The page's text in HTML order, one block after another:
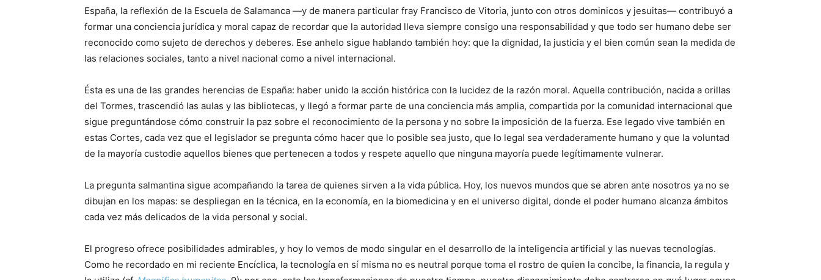
España, la reflexión de la Escuela de Salamanca —y de manera particular fray Francisco de Vitoria, junto con otros dominicos y jesuitas— contribuyó a
formar una conciencia jurídica y moral capaz de recordar que la autoridad lleva siempre consigo una responsabilidad y que todo ser humano debe ser
reconocido como sujeto de derechos y deberes. Ese anhelo sigue hablando también hoy: que la dignidad, la justicia y el bien común sean la medida de
las relaciones sociales, tanto a nivel nacional como a nivel internacional.
Ésta es una de las grandes herencias de España: haber unido la acción histórica con la lucidez de la razón moral. Aquella contribución, nacida a orillas
del Tormes, trascendió las aulas y las bibliotecas, y llegó a formar parte de una conciencia más amplia, compartida por la comunidad internacional que
sigue preguntándose cómo construir la paz sobre el reconocimiento de la persona y no sobre la imposición de la fuerza. Ese legado vive también en
estas Cortes, cada vez que el legislador se pregunta cómo hacer que lo posible sea justo, que lo legal sea verdaderamente humano y que la voluntad
de la mayoría custodie aquellos bienes que pertenecen a todos y respete aquello que ninguna mayoría puede legítimamente vulnerar.
La pregunta salmantina sigue acompañando la tarea de quienes sirven a la vida pública. Hoy, los nuevos mundos que se abren ante nosotros ya no se
dibujan en los mapas: se despliegan en la técnica, en la economía, en la biomedicina y en el universo digital, donde el poder humano alcanza ámbitos
cada vez más delicados de la vida personal y social.
El progreso ofrece posibilidades admirables, y hoy lo vemos de modo singular en el desarrollo de la inteligencia artificial y las nuevas tecnologías.
Como he recordado en mi reciente Encíclica, la tecnología en sí misma no es neutral porque toma el rostro de quien la concibe, la financia, la regula y